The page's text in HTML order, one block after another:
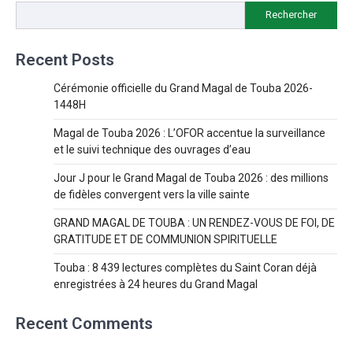
Rechercher
Recent Posts
Cérémonie officielle du Grand Magal de Touba 2026-
1448H
Magal de Touba 2026 : L’OFOR accentue la surveillance
et le suivi technique des ouvrages d’eau
Jour J pour le Grand Magal de Touba 2026 : des millions
de fidèles convergent vers la ville sainte
GRAND MAGAL DE TOUBA : UN RENDEZ-VOUS DE FOI, DE
GRATITUDE ET DE COMMUNION SPIRITUELLE
Touba : 8 439 lectures complètes du Saint Coran déjà
enregistrées à 24 heures du Grand Magal
Recent Comments